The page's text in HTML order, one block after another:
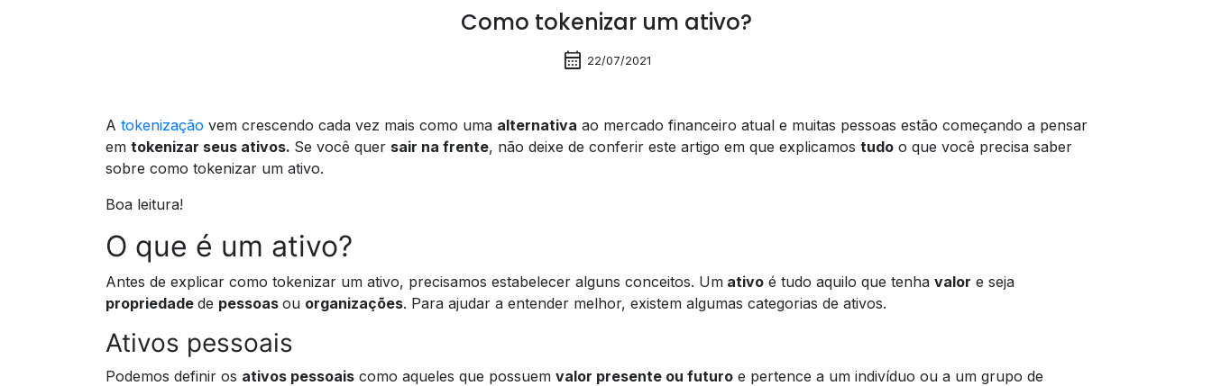
Como tokenizar um ativo?
calendar_month 22/07/2021
A tokenização vem crescendo cada vez mais como uma alternativa ao mercado financeiro atual e muitas pessoas estão começando a pensar
em tokenizar seus ativos. Se você quer sair na frente, não deixe de conferir este artigo em que explicamos tudo o que você precisa saber
sobre como tokenizar um ativo.
Boa leitura!
O que é um ativo?
Antes de explicar como tokenizar um ativo, precisamos estabelecer alguns conceitos. Um ativo é tudo aquilo que tenha valor e seja
propriedade de pessoas ou organizações. Para ajudar a entender melhor, existem algumas categorias de ativos.
Ativos pessoais
Podemos definir os ativos pessoais como aqueles que possuem valor presente ou futuro e pertence a um indivíduo ou a um grupo de